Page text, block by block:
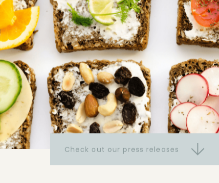
Check out our press releases